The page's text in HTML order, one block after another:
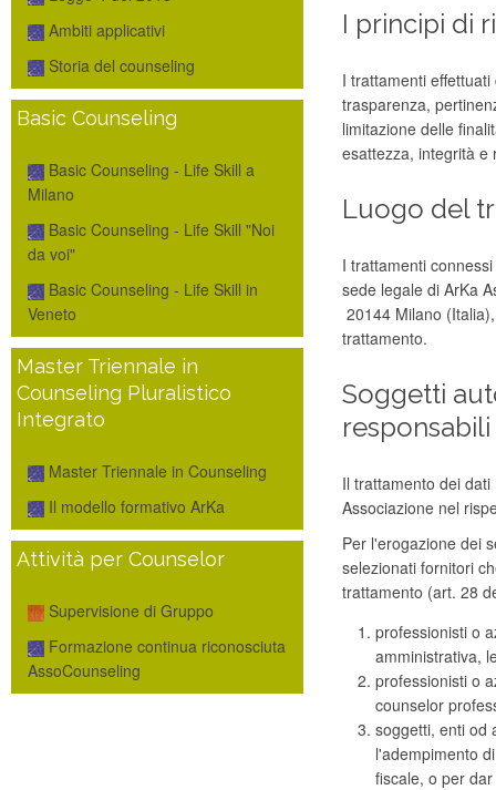
I principi di
I trattamenti
trasparenza,
limitazione delle
esattezza, integrità e
Luogo del
I trattamenti
sede legale di ArKa
20144 Milano
trattamento.
Soggetti
Il trattamento dei
Associazione nel
Per l'erogazione dei
selezionati fornitori
trattamento (art. 28
professionisti o
amministrativa,
professionisti o
counselor
soggetti, enti od
l'adempimento
fiscale, o per
Ambiti applicativi
Storia del counseling
Basic Counseling
Basic Counseling - Life Skill a
Milano
Basic Counseling - Life Skill "Noi
da voi"
Basic Counseling - Life Skill in
Veneto
Master Triennale in
Counseling Pluralistico
Integrato
Master Triennale in Counseling
Il modello formativo ArKa
Attività per Counselor
Supervisione di Gruppo
Formazione continua riconosciuta
AssoCounseling